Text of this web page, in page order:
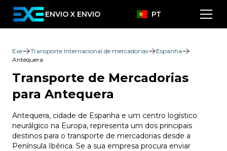
ENVIO X ENVIO PT
Exe Transporte Internacional de mercadorias
Espanha
Antequera
Transporte de Mercadorias
para Antequera
Antequera, cidade de Espanha e um centro logístico
neurálgico na Europa, representa um dos principais
destinos para o transporte de mercadorias desde a
Península Ibérica. Se a sua empresa procura enviar